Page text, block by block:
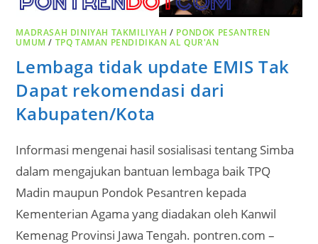
MADRASAH DINIYAH TAKMILIYAH / PONDOK PESANTREN
UMUM / TPQ TAMAN PENDIDIKAN AL QUR'AN
Lembaga tidak update EMIS Tak
Dapat rekomendasi dari
Kabupaten/Kota
Informasi mengenai hasil sosialisasi tentang Simba
dalam mengajukan bantuan lembaga baik TPQ
Madin maupun Pondok Pesantren kepada
Kementerian Agama yang diadakan oleh Kanwil
Kemenag Provinsi Jawa Tengah. pontren.com –